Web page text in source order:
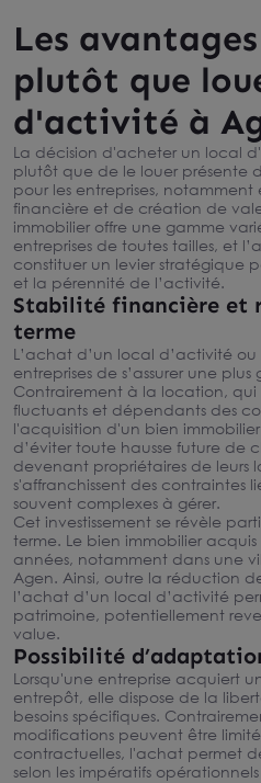
Les
plutôt que
d'activité à
La décision d'acheter un local
plutôt que de le louer présente
pour les entreprises, notamment
financière et de création de
immobilier offre une gamme
entreprises de toutes tailles, et
constituer un levier stratégique
et la pérennité de l’activité.
Stabilité financière et
terme
L’achat d’un local d’activité
entreprises de s’assurer une
Contrairement à la location, qui
fluctuants et dépendants des
l'acquisition d'un bien
d’éviter toute hausse future de
devenant propriétaires de leurs
s'affranchissent des contraintes
souvent complexes à gérer.
Cet investissement se révèle
terme. Le bien immobilier
années, notamment dans une
Agen. Ainsi, outre la réduction
l’achat d’un local d’activité
patrimoine, potentiellement
value.
Possibilité
Lorsqu'une entreprise acquiert
entrepôt, elle dispose de la
besoins spécifiques.
modifications peuvent être
contractuelles, l'achat permet
selon les impératifs opérationnels